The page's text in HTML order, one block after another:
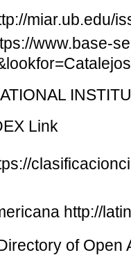
miar.ub.edu/
www.base-
Link
http://
of Open